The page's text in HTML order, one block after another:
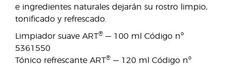
e ingredientes naturales dejarán su rostro limpio,
tonificado y refrescado.
Limpiador suave ART® — 100 ml Código nº
5361550
Tónico refrescante ART® — 120 ml Código nº